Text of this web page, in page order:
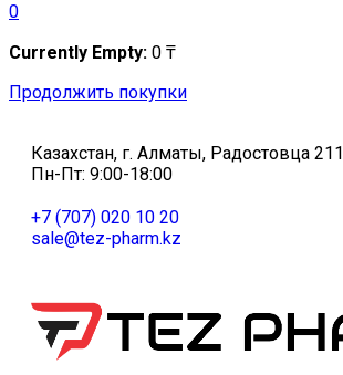
0
Currently Empty: 0 ₸
Продолжить покупки
Казахстан, г. Алматы, Радостовца 211
Пн-Пт: 9:00-18:00
+7 (707) 020 10 20
sale@tez-pharm.kz